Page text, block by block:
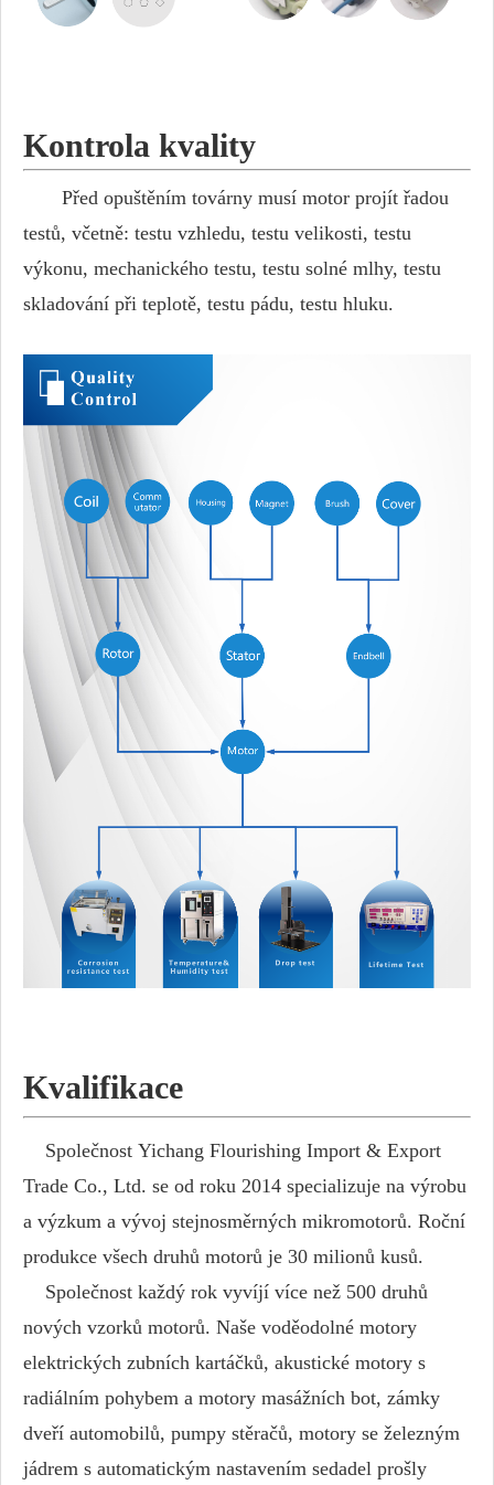
Kontrola kvality
Před opuštěním továrny musí motor projít řadou
testů, včetně: testu vzhledu, testu velikosti, testu
výkonu, mechanického testu, testu solné mlhy, testu
skladování při teplotě, testu pádu, testu hluku.
Kvalifikace
Společnost Yichang Flourishing Import & Export
Trade Co., Ltd. se od roku 2014 specializuje na výrobu
a výzkum a vývoj stejnosměrných mikromotorů. Roční
produkce všech druhů motorů je 30 milionů kusů.
Společnost každý rok vyvíjí více než 500 druhů
nových vzorků motorů. Naše voděodolné motory
elektrických zubních kartáčků, akustické motory s
radiálním pohybem a motory masážních bot, zámky
dveří automobilů, pumpy stěračů, motory se železným
jádrem s automatickým nastavením sedadel prošly